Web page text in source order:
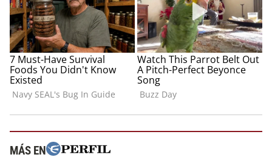
MÁS EN